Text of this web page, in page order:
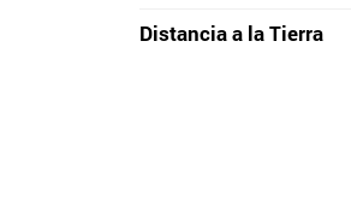
Distancia a la Tierra